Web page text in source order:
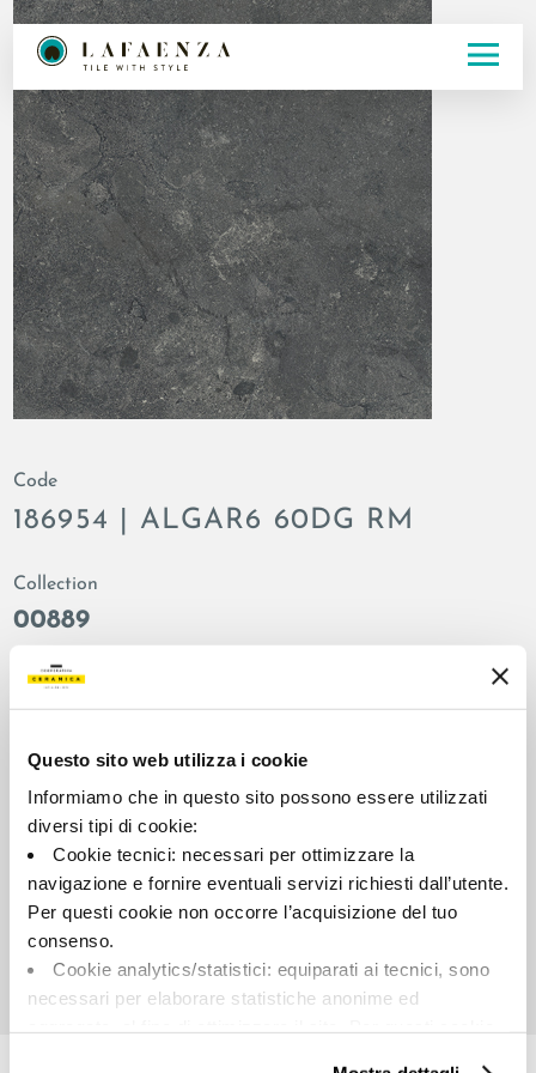
Questo sito web utilizza i cookie
Informiamo che in questo sito possono essere utilizzati
diversi tipi di cookie:
Cookie tecnici: necessari per ottimizzare la
navigazione e fornire eventuali servizi richiesti dall’utente.
Per questi cookie non occorre l’acquisizione del tuo
consenso.
Cookie analytics/statistici: equiparati ai tecnici, sono
necessari per elaborare statistiche anonime ed
Code
186954 | ALGAR6 60DG RM
Collection
00889
Couleur:
Gris foncé
Fond
Format:
60.0x60.0
mat
Stonalisation:
Unité de measure:
MQ
Share: